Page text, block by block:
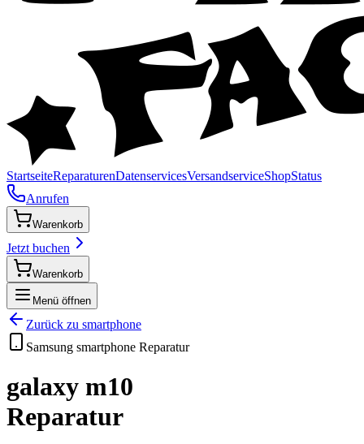
StartseiteReparaturenDatenservicesVersandserviceShopStatus
Anrufen
Warenkorb
Jetzt buchen
Warenkorb
Menü öffnen
Zurück zu smartphone
Samsung smartphone Reparatur
galaxy m10
Reparatur